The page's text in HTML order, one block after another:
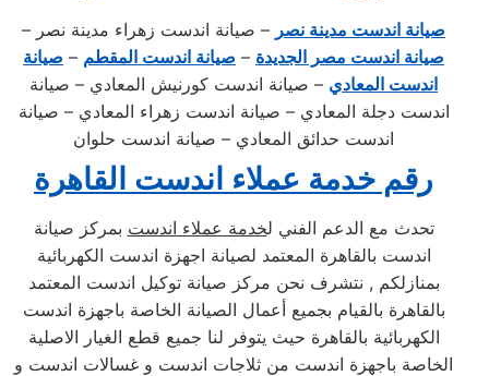
صيانة اندست مدينة نصر – صيانة اندست زهراء مدينة نصر –
صيانة اندست مصر الجديدة – صيانة اندست المقطم – صيانة
اندست المعادي – صيانة اندست كورنيش المعادي – صيانة
اندست دجلة المعادي – صيانة اندست زهراء المعادي – صيانة
اندست حدائق المعادي – صيانة اندست حلوان
رقم خدمة عملاء اندست القاهرة
تحدث مع الدعم الفني لخدمة عملاء اندست بمركز صيانة
اندست بالقاهرة المعتمد لصيانة اجهزة اندست الكهربائية
بمنازلكم , نتشرف نحن مركز صيانة توكيل اندست المعتمد
بالقاهرة بالقيام بجميع أعمال الصيانة الخاصة باجهزة اندست
الكهربائية بالقاهرة حيث يتوفر لنا جميع قطع الغيار الاصلية
الخاصة باجهزة اندست من ثلاجات اندست و غسالات اندست و